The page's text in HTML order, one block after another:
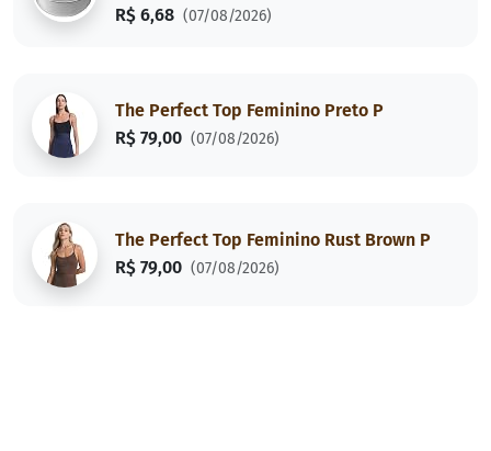
R$ 6,68 (07/08/2026)
The Perfect Top Feminino Preto P
R$ 79,00 (07/08/2026)
The Perfect Top Feminino Rust Brown P
R$ 79,00 (07/08/2026)